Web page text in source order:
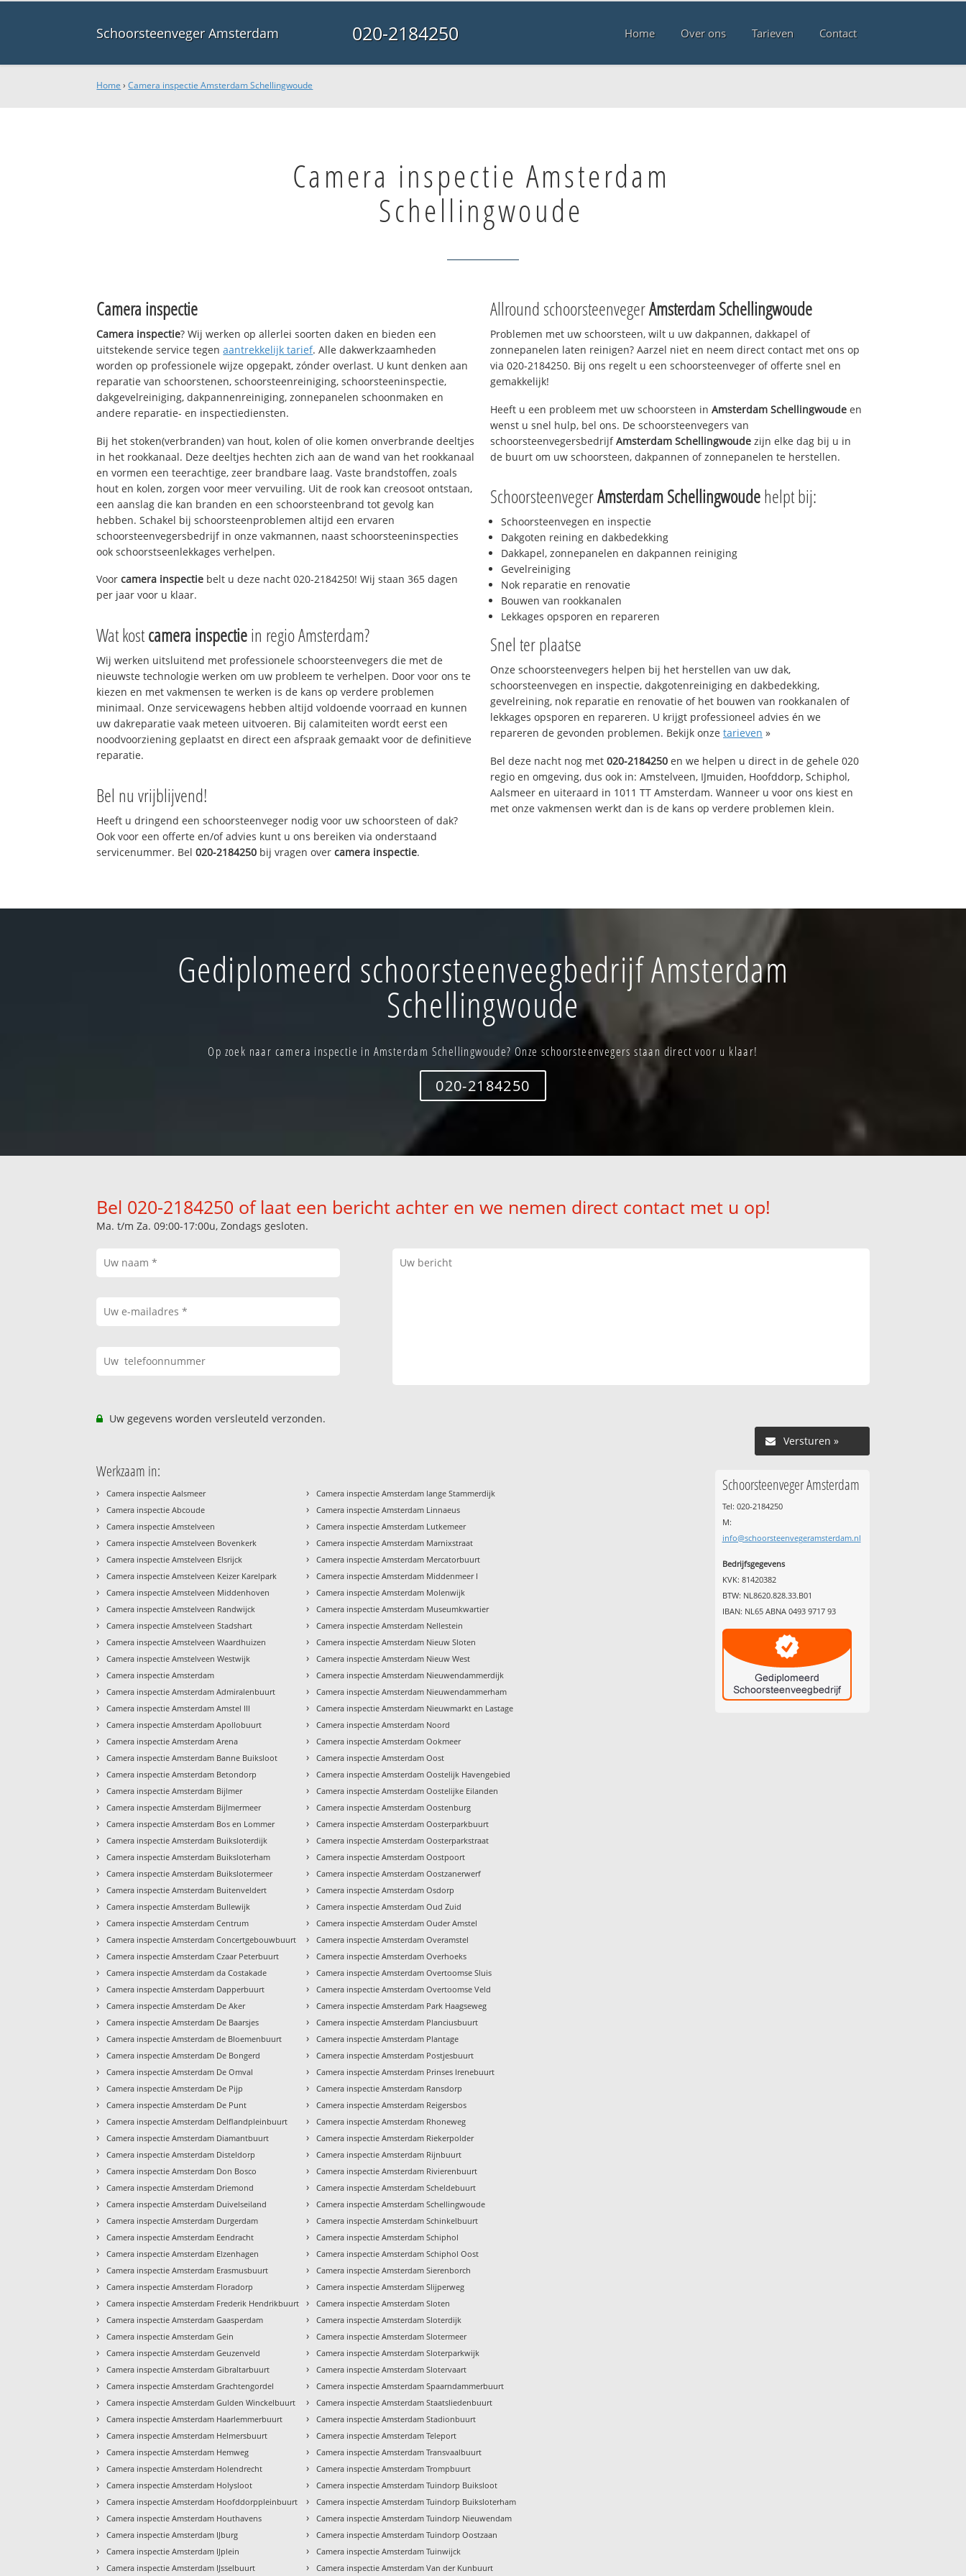
Schoorsteenveger Amsterdam 020-2184250 Home Over ons Tarieven Contact
Home ›Camera inspectie Amsterdam Schellingwoude
Camera inspectie Amsterdam
Schellingwoude
Camera inspectie
Camera inspectie? Wij werken op allerlei soorten daken en bieden een
uitstekende service tegenaantrekkelijk tarief. Alle dakwerkzaamheden
worden op professionele wijze opgepakt, zónder overlast. U kunt denken aan
reparatie van schoorstenen, schoorsteenreiniging, schoorsteeninspectie,
dakgevelreiniging, dakpannenreiniging, zonnepanelen schoonmaken en
andere reparatie- en inspectiediensten.
Bij het stoken(verbranden) van hout, kolen of olie komen onverbrande deeltjes
in het rookkanaal. Deze deeltjes hechten zich aan de wand van het rookkanaal
en vormen een teerachtige, zeer brandbare laag. Vaste brandstoffen, zoals
hout en kolen, zorgen voor meer vervuiling. Uit de rook kan creosoot ontstaan,
een aanslag die kan branden en een schoorsteenbrand tot gevolg kan
hebben. Schakel bij schoorsteenproblemen altijd een ervaren
schoorsteenvegersbedrijf in onze vakmannen, naast schoorsteeninspecties
ook schoorstseenlekkages verhelpen.
Voorcamera inspectie belt u deze nacht 020-2184250! Wij staan 365 dagen
per jaar voor u klaar.
Wat kostcamera inspectiein regio Amsterdam?
Wij werken uitsluitend met professionele schoorsteenvegers die met de
nieuwste technologie werken om uw probleem te verhelpen. Door voor ons te
kiezen en met vakmensen te werken is de kans op verdere problemen
minimaal. Onze servicewagens hebben altijd voldoende voorraad en kunnen
uw dakreparatie vaak meteen uitvoeren. Bij calamiteiten wordt eerst een
noodvoorziening geplaatst en direct een afspraak gemaakt voor de definitieve
reparatie.
Bel nu vrijblijvend!
Heeft u dringend een schoorsteenveger nodig voor uw schoorsteen of dak?
Ook voor een offerte en/of advies kunt u ons bereiken via onderstaand
servicenummer. Bel020-2184250 bij vragen overcamera inspectie.
Allround schoorsteenvegerAmsterdam Schellingwoude
Problemen met uw schoorsteen, wilt u uw dakpannen, dakkapel of
zonnepanelen laten reinigen? Aarzel niet en neem direct contact met ons op
via 020-2184250. Bij ons regelt u een schoorsteenveger of offerte snel en
gemakkelijk!
Heeft u een probleem met uw schoorsteen in Amsterdam Schellingwoude en
wenst u snel hulp, bel ons. De schoorsteenvegers van
schoorsteenvegersbedrijfAmsterdam Schellingwoude zijn elke dag bij u in
de buurt om uw schoorsteen, dakpannen of zonnepanelen te herstellen.
SchoorsteenvegerAmsterdam Schellingwoudehelpt bij:
Schoorsteenvegen en inspectie
Dakgoten reining en dakbedekking
Dakkapel, zonnepanelen en dakpannen reiniging
Gevelreiniging
Nok reparatie en renovatie
Bouwen van rookkanalen
Lekkages opsporen en repareren
Snel ter plaatse
Onze schoorsteenvegers helpen bij het herstellen van uw dak,
schoorsteenvegen en inspectie, dakgotenreiniging en dakbedekking,
gevelreining, nok reparatie en renovatie of het bouwen van rookkanalen of
lekkages opsporen en repareren. U krijgt professioneel advies én we
repareren de gevonden problemen. Bekijk onze tarieven »
Bel deze nacht nog met 020-2184250 en we helpen u direct in de gehele 020
regio en omgeving, dus ook in: Amstelveen, IJmuiden, Hoofddorp, Schiphol,
Aalsmeer en uiteraard in 1011 TT Amsterdam. Wanneer u voor ons kiest en
met onze vakmensen werkt dan is de kans op verdere problemen klein.
Gediplomeerd schoorsteenveegbedrijf Amsterdam
Schellingwoude
Op zoek naar camera inspectie in Amsterdam Schellingwoude? Onze schoorsteenvegers staan direct voor u klaar!
020-2184250
Bel 020-2184250 of laat een bericht achter en we nemen direct contact met u op!
Ma. t/m Za. 09:00-17:00u, Zondags gesloten.
Uw gegevens worden versleuteld verzonden.
Versturen »
Werkzaam in:
› Camera inspectie Aalsmeer
› Camera inspectie Abcoude
› Camera inspectie Amstelveen
› Camera inspectie Amstelveen Bovenkerk
› Camera inspectie Amstelveen Elsrijck
› Camera inspectie Amstelveen Keizer Karelpark
› Camera inspectie Amstelveen Middenhoven
› Camera inspectie Amstelveen Randwijck
› Camera inspectie Amstelveen Stadshart
› Camera inspectie Amstelveen Waardhuizen
› Camera inspectie Amstelveen Westwijk
› Camera inspectie Amsterdam
› Camera inspectie Amsterdam Admiralenbuurt
› Camera inspectie Amsterdam Amstel III
› Camera inspectie Amsterdam Apollobuurt
› Camera inspectie Amsterdam Arena
› Camera inspectie Amsterdam Banne Buiksloot
› Camera inspectie Amsterdam Betondorp
› Camera inspectie Amsterdam Bijlmer
› Camera inspectie Amsterdam Bijlmermeer
› Camera inspectie Amsterdam Bos en Lommer
› Camera inspectie Amsterdam Buiksloterdijk
› Camera inspectie Amsterdam Buiksloterham
› Camera inspectie Amsterdam Buikslotermeer
› Camera inspectie Amsterdam Buitenveldert
› Camera inspectie Amsterdam Bullewijk
› Camera inspectie Amsterdam Centrum
› Camera inspectie Amsterdam Concertgebouwbuurt
› Camera inspectie Amsterdam Czaar Peterbuurt
› Camera inspectie Amsterdam da Costakade
› Camera inspectie Amsterdam Dapperbuurt
› Camera inspectie Amsterdam De Aker
› Camera inspectie Amsterdam De Baarsjes
› Camera inspectie Amsterdam de Bloemenbuurt
› Camera inspectie Amsterdam De Bongerd
› Camera inspectie Amsterdam De Omval
› Camera inspectie Amsterdam De Pijp
› Camera inspectie Amsterdam De Punt
› Camera inspectie Amsterdam Delflandpleinbuurt
› Camera inspectie Amsterdam Diamantbuurt
› Camera inspectie Amsterdam Disteldorp
› Camera inspectie Amsterdam Don Bosco
› Camera inspectie Amsterdam Driemond
› Camera inspectie Amsterdam Duivelseiland
› Camera inspectie Amsterdam Durgerdam
› Camera inspectie Amsterdam Eendracht
› Camera inspectie Amsterdam Elzenhagen
› Camera inspectie Amsterdam Erasmusbuurt
› Camera inspectie Amsterdam Floradorp
› Camera inspectie Amsterdam Frederik Hendrikbuurt
› Camera inspectie Amsterdam Gaasperdam
› Camera inspectie Amsterdam Gein
› Camera inspectie Amsterdam Geuzenveld
› Camera inspectie Amsterdam Gibraltarbuurt
› Camera inspectie Amsterdam Grachtengordel
› Camera inspectie Amsterdam Gulden Winckelbuurt
› Camera inspectie Amsterdam Haarlemmerbuurt
› Camera inspectie Amsterdam Helmersbuurt
› Camera inspectie Amsterdam Hemweg
› Camera inspectie Amsterdam Holendrecht
› Camera inspectie Amsterdam Holysloot
› Camera inspectie Amsterdam Hoofddorppleinbuurt
› Camera inspectie Amsterdam Houthavens
› Camera inspectie Amsterdam IJburg
› Camera inspectie Amsterdam IJplein
› Camera inspectie Amsterdam IJsselbuurt
› Camera inspectie Amsterdam lange Stammerdijk
› Camera inspectie Amsterdam Linnaeus
› Camera inspectie Amsterdam Lutkemeer
› Camera inspectie Amsterdam Marnixstraat
› Camera inspectie Amsterdam Mercatorbuurt
› Camera inspectie Amsterdam Middenmeer I
› Camera inspectie Amsterdam Molenwijk
› Camera inspectie Amsterdam Museumkwartier
› Camera inspectie Amsterdam Nellestein
› Camera inspectie Amsterdam Nieuw Sloten
› Camera inspectie Amsterdam Nieuw West
› Camera inspectie Amsterdam Nieuwendammerdijk
› Camera inspectie Amsterdam Nieuwendammerham
› Camera inspectie Amsterdam Nieuwmarkt en Lastage
› Camera inspectie Amsterdam Noord
› Camera inspectie Amsterdam Ookmeer
› Camera inspectie Amsterdam Oost
› Camera inspectie Amsterdam Oostelijk Havengebied
› Camera inspectie Amsterdam Oostelijke Eilanden
› Camera inspectie Amsterdam Oostenburg
› Camera inspectie Amsterdam Oosterparkbuurt
› Camera inspectie Amsterdam Oosterparkstraat
› Camera inspectie Amsterdam Oostpoort
› Camera inspectie Amsterdam Oostzanerwerf
› Camera inspectie Amsterdam Osdorp
› Camera inspectie Amsterdam Oud Zuid
› Camera inspectie Amsterdam Ouder Amstel
› Camera inspectie Amsterdam Overamstel
› Camera inspectie Amsterdam Overhoeks
› Camera inspectie Amsterdam Overtoomse Sluis
› Camera inspectie Amsterdam Overtoomse Veld
› Camera inspectie Amsterdam Park Haagseweg
› Camera inspectie Amsterdam Planciusbuurt
› Camera inspectie Amsterdam Plantage
› Camera inspectie Amsterdam Postjesbuurt
› Camera inspectie Amsterdam Prinses Irenebuurt
› Camera inspectie Amsterdam Ransdorp
› Camera inspectie Amsterdam Reigersbos
› Camera inspectie Amsterdam Rhoneweg
› Camera inspectie Amsterdam Riekerpolder
› Camera inspectie Amsterdam Rijnbuurt
› Camera inspectie Amsterdam Rivierenbuurt
› Camera inspectie Amsterdam Scheldebuurt
› Camera inspectie Amsterdam Schellingwoude
› Camera inspectie Amsterdam Schinkelbuurt
› Camera inspectie Amsterdam Schiphol
› Camera inspectie Amsterdam Schiphol Oost
› Camera inspectie Amsterdam Sierenborch
› Camera inspectie Amsterdam Slijperweg
› Camera inspectie Amsterdam Sloten
› Camera inspectie Amsterdam Sloterdijk
› Camera inspectie Amsterdam Slotermeer
› Camera inspectie Amsterdam Sloterparkwijk
› Camera inspectie Amsterdam Slotervaart
› Camera inspectie Amsterdam Spaarndammerbuurt
› Camera inspectie Amsterdam Staatsliedenbuurt
› Camera inspectie Amsterdam Stadionbuurt
› Camera inspectie Amsterdam Teleport
› Camera inspectie Amsterdam Transvaalbuurt
› Camera inspectie Amsterdam Trompbuurt
› Camera inspectie Amsterdam Tuindorp Buiksloot
› Camera inspectie Amsterdam Tuindorp Buiksloterham
› Camera inspectie Amsterdam Tuindorp Nieuwendam
› Camera inspectie Amsterdam Tuindorp Oostzaan
› Camera inspectie Amsterdam Tuinwijck
› Camera inspectie Amsterdam Van der Kunbuurt
Schoorsteenveger Amsterdam
Tel: 020-2184250
M:
info@schoorsteenvegeramsterdam.nl
Bedrijfsgegevens
KVK: 81420382
BTW: NL8620.828.33.B01
IBAN: NL65 ABNA 0493 9717 93